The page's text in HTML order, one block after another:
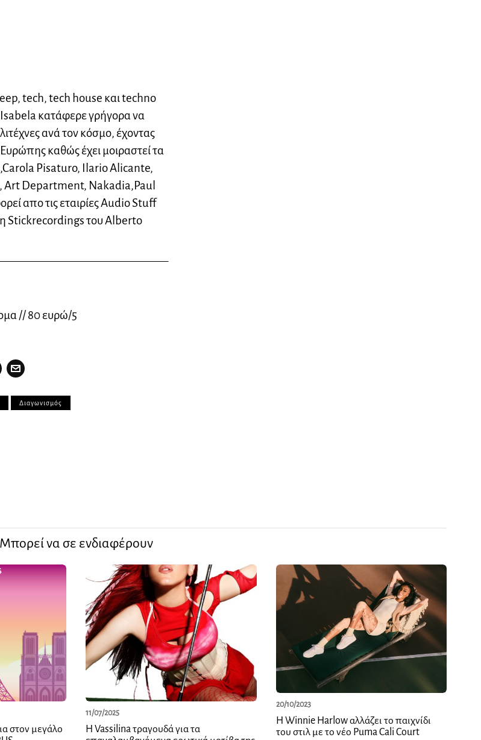
tech, tech house και techno
Isabela κατάφερε γρήγορα να
ανά τον κόσμο, έχοντας
καθώς έχει μοιραστεί τα
Pisaturo, Ilario Alicante,
Art Department, Nakadia,Paul
απο τις εταιρίες Audio Stuff
Stickrecordings του Alberto
// 80 ευρώ/5
Διαγωνισμός
Μπορεί να σε ενδιαφέρουν
στον μεγάλο
11/07/2025
H Vassilina τραγουδά για τα
20/10/2023
Η Winnie Harlow αλλάζει το παιχνίδι
του στιλ με το νέο Puma Cali Court